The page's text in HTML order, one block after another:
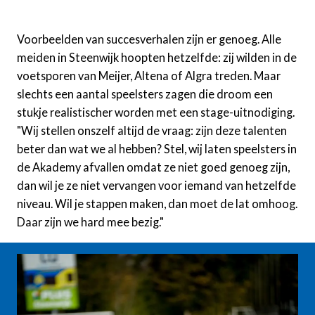
Voorbeelden van succesverhalen zijn er genoeg. Alle
meiden in Steenwijk hoopten hetzelfde: zij wilden in de
voetsporen van Meijer, Altena of Algra treden. Maar
slechts een aantal speelsters zagen die droom een
stukje realistischer worden met een stage-uitnodiging.
"Wij stellen onszelf altijd de vraag: zijn deze talenten
beter dan wat we al hebben? Stel, wij laten speelsters in
de Akademy afvallen omdat ze niet goed genoeg zijn,
dan wil je ze niet vervangen voor iemand van hetzelfde
niveau. Wil je stappen maken, dan moet de lat omhoog.
Daar zijn we hard mee bezig."